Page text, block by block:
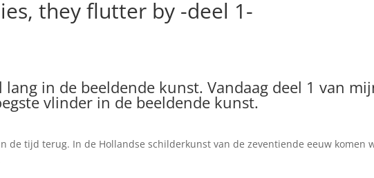
they flutter by -deel 1-
lang in de beeldende kunst. Vandaag deel 1 van
vlinder in de beeldende kunst.
de tijd terug. In de Hollandse schilderkunst van de zeventiende eeuw komen